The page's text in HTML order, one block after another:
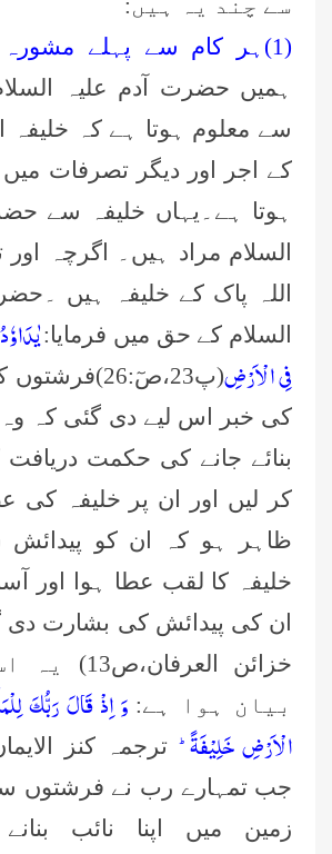
(
1)
ہر کام سے پہلے مشورہ
ہمیں حضرت آدم علیہ
سے معلوم ہوتا ہے کہ خلیفہ
کے اجر اور دیگر تصرفات
ہوتا ہے۔یہاں خلیفہ سے
السلام مراد ہیں۔ اگرچہ اور
اللہ پاک کے خلیفہ ہیں
السلام کے حق میں فرمایا:
فِی الْاَرْضِ
کی خبر اس لیے دی گئی کہ وہ
بنائے جانے کی حکمت
کر لیں اور ان پر خلیفہ
ظاہر ہو کہ ان کو
خلیفہ کا لقب عطا ہوا اور
ان کی پیدائش کی بشارت دی
خزائن
بیان ہوا ہے: وَ اِذْ قَالَ رَبُّكَ
الْاَرْضِ خَلِیْفَةًؕ- ترجمہ کنز
جب تمہارے رب نے فرشتوں
زمین میں اپنا نائب